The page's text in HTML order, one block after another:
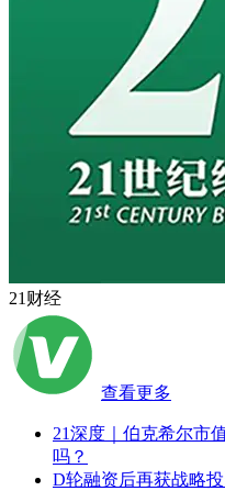
21财经
查看更多
21深度｜伯克希尔市
吗？
D轮融资后再获战略